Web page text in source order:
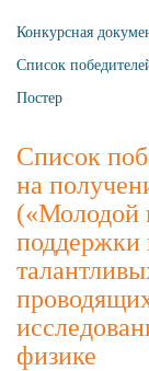
Конкурсная
Список
Постер
Список
на
(«Молодой
поддержки
физике